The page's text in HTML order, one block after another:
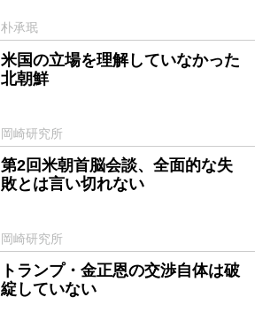
朴承珉
米国の立場を理解していなかった
北朝鮮
岡崎研究所
第2回米朝首脳会談、全面的な失
敗とは言い切れない
岡崎研究所
トランプ・金正恩の交渉自体は破
綻していない